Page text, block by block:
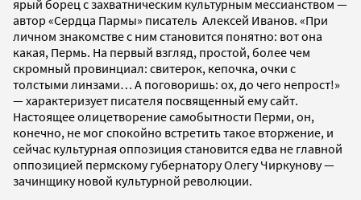
ярый борец с захватническим культурным мессианством —
автор «Сердца Пармы» писатель Алексей Иванов. «При
личном знакомстве с ним становится понятно: вот она
какая, Пермь. На первый взгляд, простой, более чем
скромный провинциал: свитерок, кепочка, очки с
толстыми линзами… А поговоришь: ох, до чего непрост!»
— характеризует писателя посвященный ему сайт.
Настоящее олицетворение самобытности Перми, он,
конечно, не мог спокойно встретить такое вторжение, и
сейчас культурная оппозиция становится едва не главной
оппозицией пермскому губернатору Олегу Чиркунову —
зачинщику новой культурной революции.